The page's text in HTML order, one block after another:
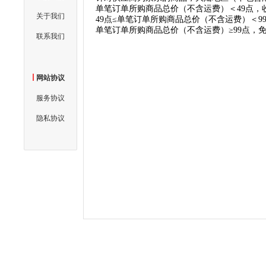
关于我们
联系我们
网站协议
服务协议
隐私协议
单笔订单所购商品总价（不含运费）＜49点
49点≤单笔订单所购商品总价（不含运费）＜
单笔订单所购商品总价（不含运费）≥99点，